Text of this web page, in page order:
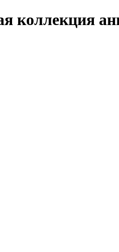
коллекция